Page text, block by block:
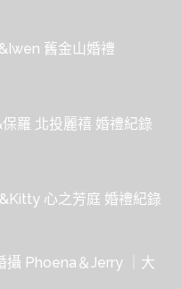
舊金山婚禮
羅 北投麗禧 婚禮紀錄
心之芳庭 婚禮紀錄
攝 Phoena＆Jerry ｜大